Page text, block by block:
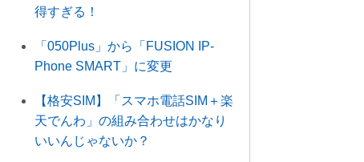
得すぎる！
「050Plus」から「FUSION IP-
Phone SMART」に変更
【格安SIM】「スマホ電話SIM＋楽
天でんわ」の組み合わせはかなり
いいんじゃないか？